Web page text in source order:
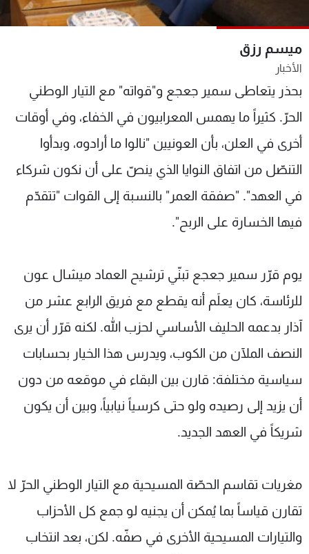
ميسم رزق
الأخبار
بحذر يتعاطى سمير جعجع و"قواته" مع التيار الوطني
الحرّ. كثيراً ما يهمس المعرابيون في الخفاء، وفي أوقات
أخرى في العلن، بأن العونيين "نالوا ما أرادوه، وبدأوا
التنصّل من اتفاق النوايا الذي ينصّ على أن نكون شركاء
في العهد". "صفقة العمر" بالنسبة إلى القوات "تتقدّم
فيها الخسارة على الربح".
يوم قرّر سمير جعجع تبنّي ترشيح العماد ميشال عون
للرئاسة، كان يعلَم أنه يقطع مع فريق الرابع عشر من
آذار بدعمه الحليف الأساسي لحزب الله. لكنه قرّر أن يرى
النصف الملآن من الكوب، ويدرس هذا الخيار بحسابات
سياسية مختلفة: قارن بين البقاء في موقعه من دون
أن يزيد إلى رصيده ولو حتى كرسياً نيابياً، وبين أن يكون
شريكاً في العهد الجديد.
مغريات تقاسم الحصّة المسيحية مع التيار الوطني الحرّ لا
تقارن قياساً بما يُمكن أن يجنيه لو جمع كل الأحزاب
والتيارات المسيحية الأخرى في صفّه. لكن، بعد انتخاب
الإنـتـاج
تواصل معنا
سياسة الخصوصية